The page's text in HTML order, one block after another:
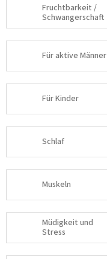
Fruchtbarkeit /
Schwangerschaft
Für aktive Männer
Für Kinder
Schlaf
Muskeln
Müdigkeit und
Stress